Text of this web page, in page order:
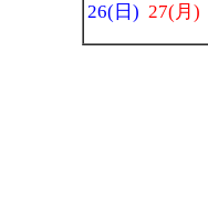
26(日) 27(月)